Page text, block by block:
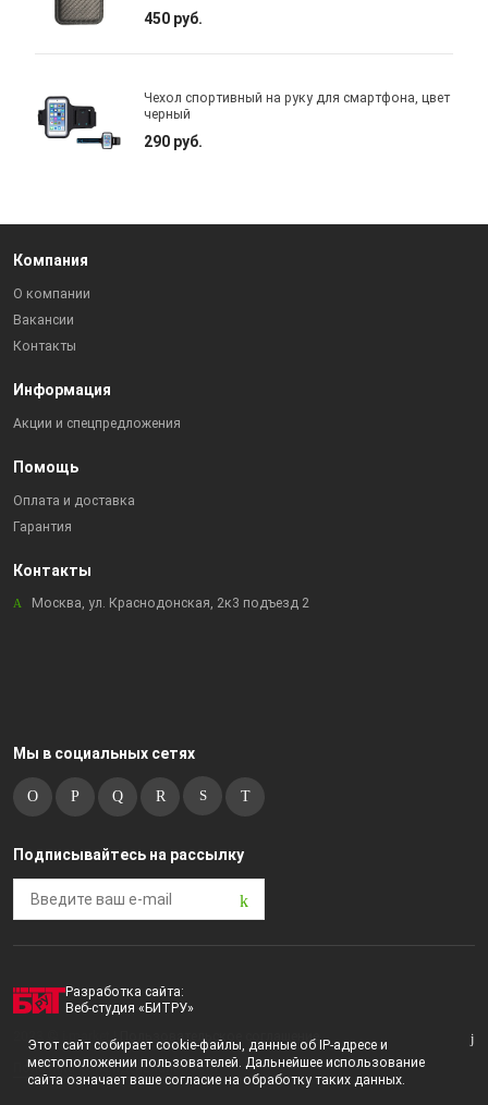
450 руб.
Чехол спортивный на руку для смартфона, цвет
черный
290 руб.
Компания
О компании
Вакансии
Контакты
Информация
Акции и спецпредложения
Помощь
Оплата и доставка
Гарантия
Контакты
Москва, ул. Краснодонская, 2к3 подъезд 2
Мы в социальных сетях
Подписывайтесь на рассылку
Разработка сайта:
Веб-студия «БИТРУ»
2023 © i-market |
Пользовательское соглашение
Политика конфиденциальности
Этот сайт собирает cookie-файлы, данные об IP-адресе и
местоположении пользователей. Дальнейшее использование
сайта означает ваше согласие на обработку таких данных.